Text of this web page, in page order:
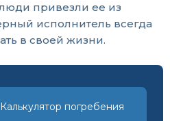
привезли ее из
исполнитель всегда
в своей жизни.
Калькулятор погребения